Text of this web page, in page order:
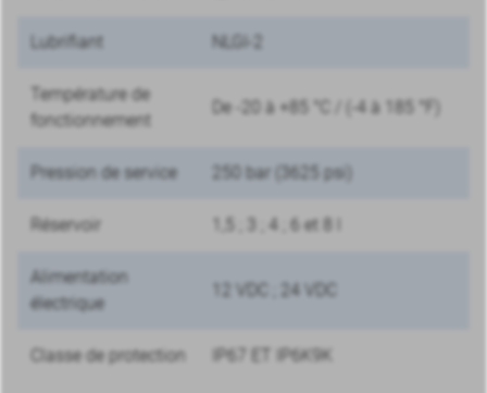
Lubrifiant NLGI-2
Température de
fonctionnement
De -20 à +85 °C / (-4 à 185 °F)
Pression de service 250 bar (3625 psi)
Réservoir 1,5 ; 3 ; 4 ; 6 et 8 l
Alimentation
électrique
12 VDC ; 24 VDC
Classe de protection IP67 ET IP6K9K